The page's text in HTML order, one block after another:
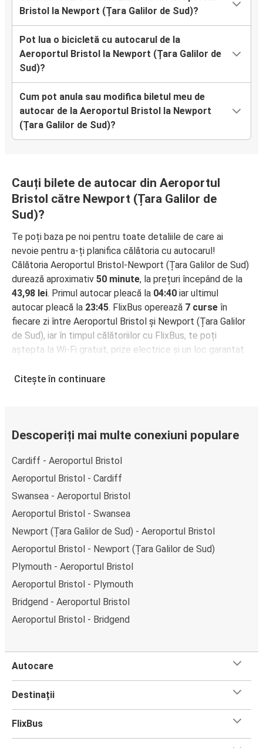
Bristol la Newport (Țara Galilor de Sud)?
Pot lua o bicicletă cu autocarul de la
Aeroportul Bristol la Newport (Țara Galilor de
Sud)?
Cum pot anula sau modifica biletul meu de
autocar de la Aeroportul Bristol la Newport
(Țara Galilor de Sud)?
Cauți bilete de autocar din Aeroportul
Bristol către Newport (Țara Galilor de
Sud)?
Te poți baza pe noi pentru toate detaliile de care ai
nevoie pentru a-ți planifica călătoria cu autocarul!
Călătoria Aeroportul Bristol-Newport (Țara Galilor de Sud)
durează aproximativ 50 minute, la prețuri începând de la
43,98 lei. Primul autocar pleacă la 04:40 iar ultimul
autocar pleacă la 23:45. FlixBus operează 7 curse în
fiecare zi între Aeroportul Bristol și Newport (Țara Galilor
de Sud), iar în timpul călătoriilor cu FlixBus, te poți
aștepta la Wi-Fi gratuit, prize electrice și un loc garantat
Cum poți rezerva biletul de autocar de la
Rezervarea unui bilet pentru autocarele FlixBus este
gratuită FlixBus, poți efectua rezervarea cu doar câteva
clicuri. La achiziționarea online a unui bilet pe ruta
Aeroportul Bristol-Newport (Țara Galilor de Sud), poți
fi card de credit, PayPal, Google și Apple Pay. Alternativ,
poți plăti în numerar la bordul autocarelor sau la unul din
punctele de vânzare.
Citește în continuare
Descoperiți mai multe conexiuni populare
Cardiff - Aeroportul Bristol
Aeroportul Bristol - Cardiff
Swansea - Aeroportul Bristol
Aeroportul Bristol - Swansea
Newport (Țara Galilor de Sud) - Aeroportul Bristol
Aeroportul Bristol - Newport (Țara Galilor de Sud)
Plymouth - Aeroportul Bristol
Aeroportul Bristol - Plymouth
Bridgend - Aeroportul Bristol
Aeroportul Bristol - Bridgend
Autocare
Destinații
FlixBus